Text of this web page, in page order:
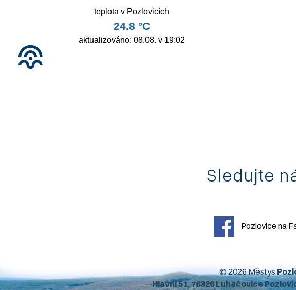
Sledujte
Pozlovice na
© 2026 Městys
Hlavní 51, 76326 Luhačovice